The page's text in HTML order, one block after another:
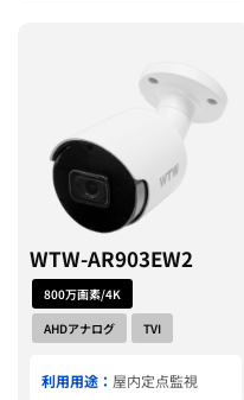
WTW-AR903EW2
800万画素/4K
AHDアナログ
TVI
利用用途： 屋内定点監視